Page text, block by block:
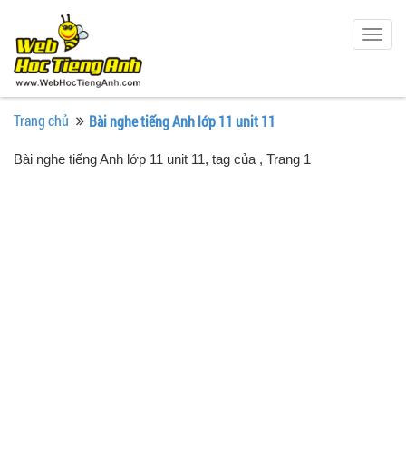
Trang chủ Bài nghe tiếng Anh lớp 11 unit 11
Bài nghe tiếng Anh lớp 11 unit 11, tag của , Trang 1